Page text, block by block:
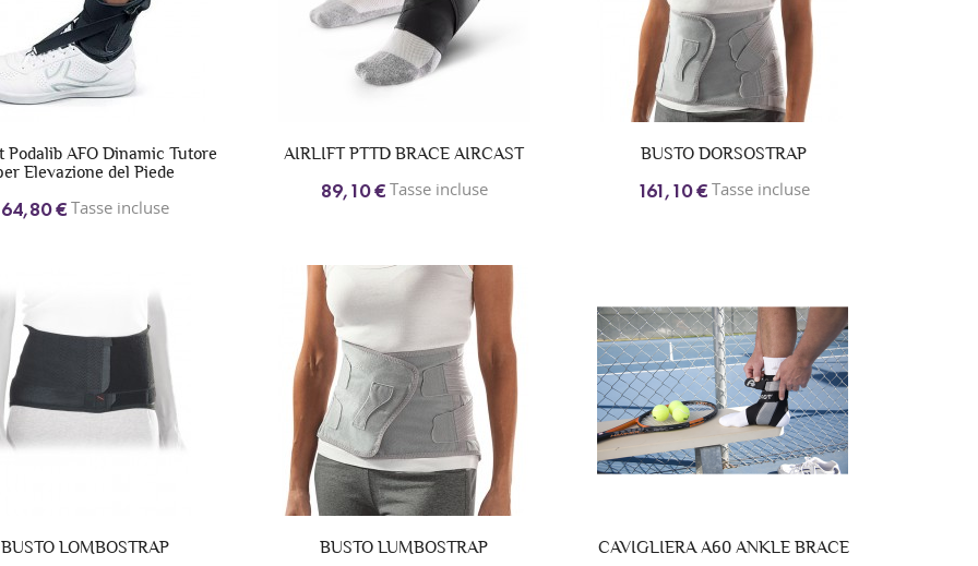
Podalib AFO Dinamic Tutore
Elevazione del Piede
64,80 €Tasse incluse
AIRLIFT PTTD BRACE AIRCAST
89,10 €Tasse incluse
BUSTO DORSOSTRAP
161,10 €Tasse incluse
BUSTO LOMBOSTRAP BUSTO LUMBOSTRAP CAVIGLIERA A60 ANKLE BRACE